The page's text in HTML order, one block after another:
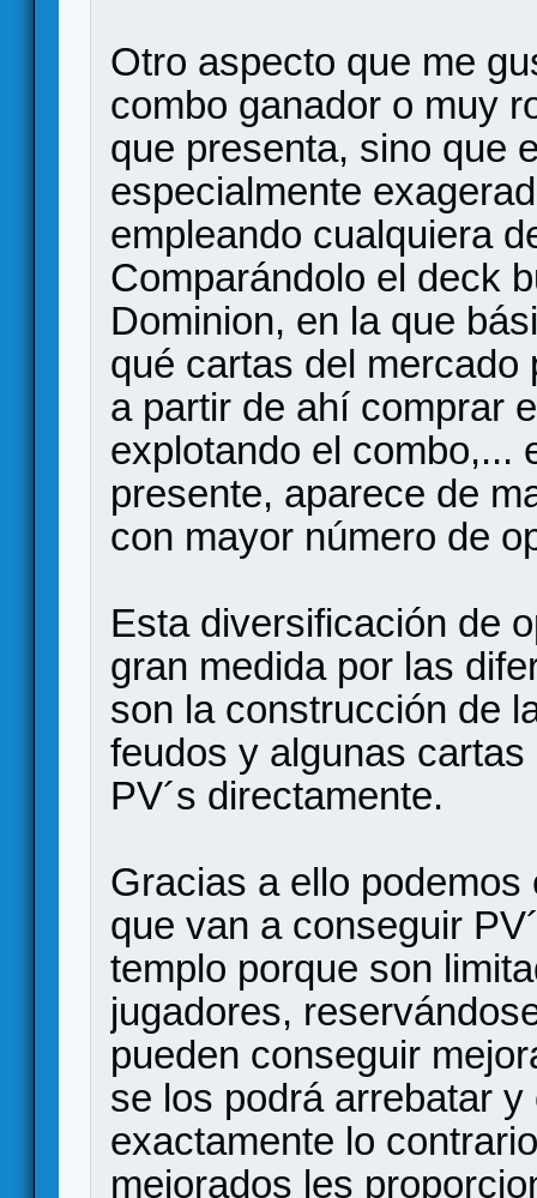
Otro aspecto que me
combo ganador o muy
que presenta, sino que
especialmente
empleando cualquiera
Comparándolo el deck
Dominion, en la que
qué cartas del
a partir de ahí comprar
explotando el combo,...
presente, aparece de
con mayor número de
Esta diversificación de
gran medida por las
son la construcción de
feudos y algunas
PV´s directamente.
Gracias a ello
que van a conseguir
templo porque son
jugadores,
pueden conseguir
se los podrá arrebatar
exactamente lo
mejorados les